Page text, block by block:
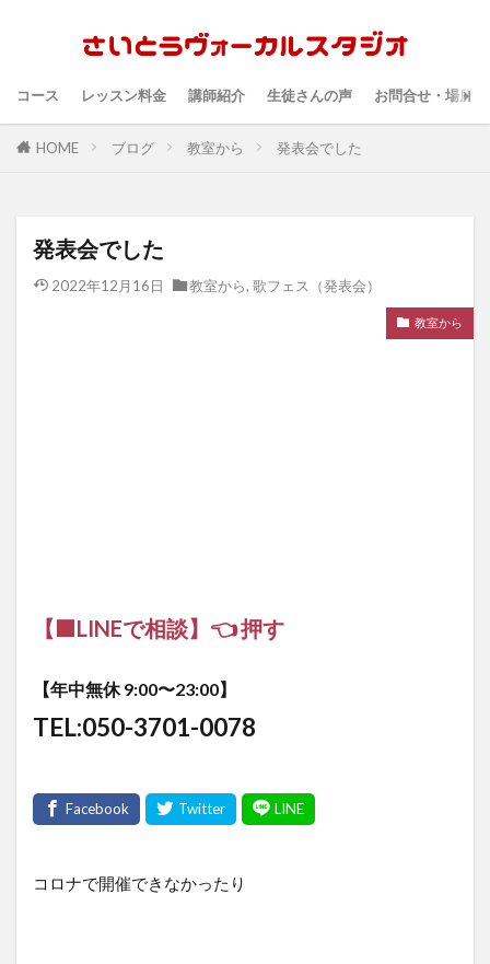
コース レッスン料金 講師紹介 生徒さんの声 お問合せ・場所
HOME ブログ 教室から 発表会でした
発表会でした
2022年12月16日 教室から, 歌フェス（発表会）
教室から
【🟩LINEで相談】👈 押す
【年中無休 9:00〜23:00】
TEL:050-3701-0078
コロナで開催できなかったり